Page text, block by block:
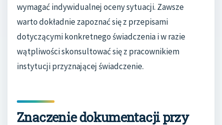
wymagać indywidualnej oceny sytuacji. Zawsze
warto dokładnie zapoznać się z przepisami
dotyczącymi konkretnego świadczenia i w razie
wątpliwości skonsultować się z pracownikiem
instytucji przyznającej świadczenie.
Znaczenie dokumentacji przy